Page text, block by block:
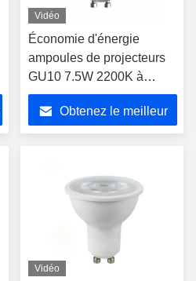
Vidéo
Économie d'énergie
ampoules de projecteurs
GU10 7.5W 2200K à
3000K 36 degrés sans
clignotantObtenez le meilleur
Vidéo